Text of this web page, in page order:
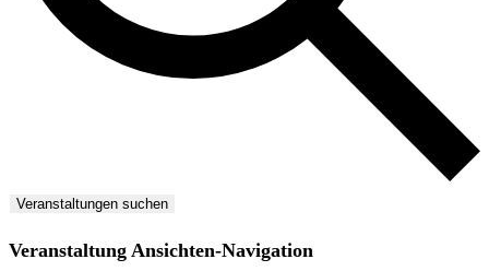
Veranstaltungen suchen
Veranstaltung Ansichten-Navigation